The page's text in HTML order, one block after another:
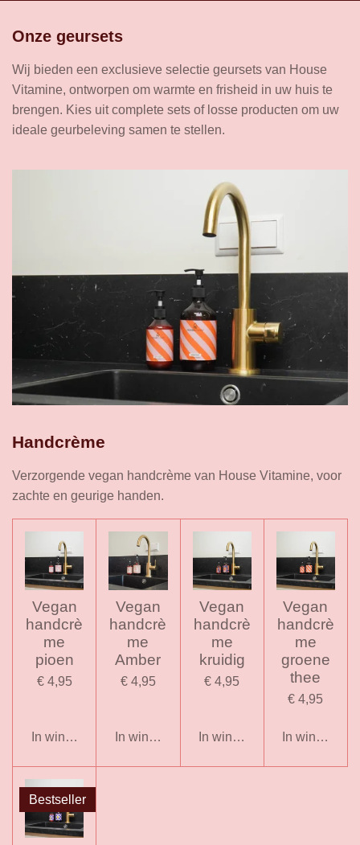
Onze geursets
Wij bieden een exclusieve selectie geursets van House
Vitamine, ontworpen om warmte en frisheid in uw huis te
brengen. Kies uit complete sets of losse producten om uw
ideale geurbeleving samen te stellen.
Handcrème
Verzorgende vegan handcrème van House Vitamine, voor
zachte en geurige handen.
Vegan
handcrè
me
pioen
€ 4,95
In winkelwagen
Vegan
handcrè
me
Amber
€ 4,95
In winkelwagen
Vegan
handcrè
me
kruidig
€ 4,95
In winkelwagen
Vegan
handcrè
me
groene
thee
€ 4,95
In
Bestseller